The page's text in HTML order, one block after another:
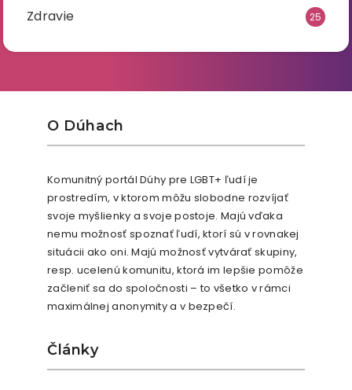
Zdravie 25
O Dúhach
Komunitný portál Dúhy pre LGBT+ ľudí je
prostredím, v ktorom môžu slobodne rozvíjať
svoje myšlienky a svoje postoje. Majú vďaka
nemu možnosť spoznať ľudí, ktorí sú v rovnakej
situácii ako oni. Majú možnosť vytvárať skupiny,
resp. ucelenú komunitu, ktorá im lepšie pomôže
začleniť sa do spoločnosti – to všetko v rámci
maximálnej anonymity a v bezpečí.
Články